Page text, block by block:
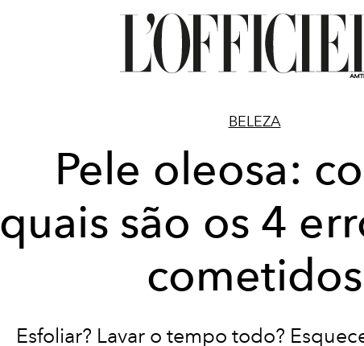
BELEZA
Pele oleosa:
quais são os 4
cometidos
Esfoliar? Lavar o tempo todo?